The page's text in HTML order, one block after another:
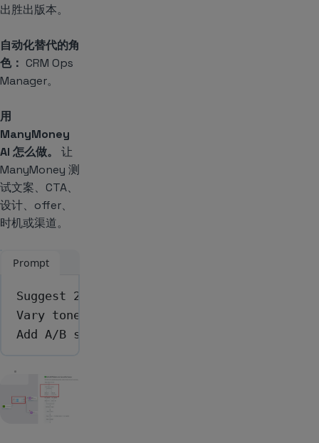
出胜出版本。
自动化替代的角
色： CRM Ops
Manager。
用
ManyMoney
AI 怎么做。
让
ManyMoney 测
试文案、CTA、
设计、offer、
时机或渠道。
Prompt
Suggest 2 variants for the first
Vary tone and value framing, not just
Add A/B split to the existing draft